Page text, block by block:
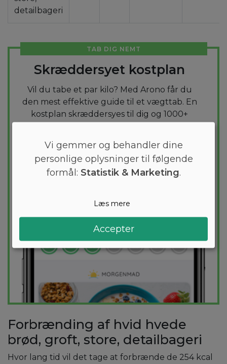
detailbageri
TAB DIG NEMT
Skræddersyet kostplan
Vil du tabe et par kilo? Med Arono får du
den mest effektive guide til et vægttab. En
kostplan skræddersyes til dig og 1000+
PRØVGRATIS
Forbrænding af hvid hvede
brød, groft, store, detailbageri
Hvor lang tid vil det tage at forbrænde de 254 kcal
Vi gemmer og behandler dine
personlige oplysninger til følgende
formål: Statistik & Marketing.
Læs mere
Accepter